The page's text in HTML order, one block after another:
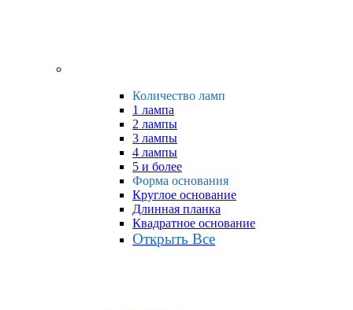
Количество ламп
1 лампа
2 лампы
3 лампы
4 лампы
5 и более
Форма основания
Круглое основание
Длинная планка
Квадратное основание
Открыть Все